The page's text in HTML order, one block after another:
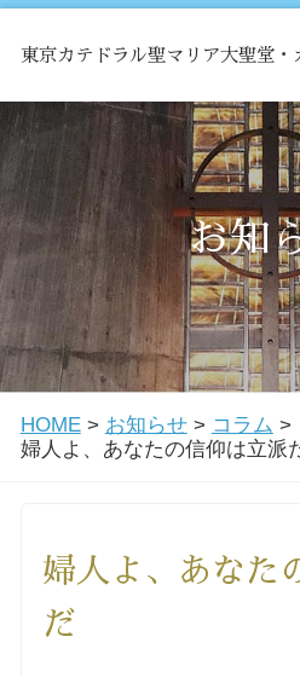
東京カテドラル聖マリア大聖堂・
HOME
ミサ
お知らせ
関口教会について
教会学校・中高生会
洗礼を希望される方
お知
HOME> お知らせ> コラム >
婦人よ、あなたの信仰は立派
婦人よ、あなた
だ